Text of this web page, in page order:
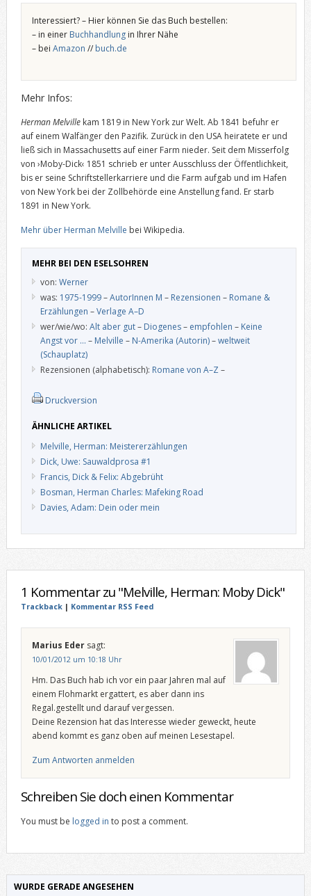
Interessiert? – Hier können Sie das Buch bestellen:
– in einer Buchhandlungin Ihrer Nähe
– bei Amazon // buch.de
Mehr Infos:
Herman Melvillekam 1819 in New York zur Welt. Ab 1841 befuhr er
auf einem Walfänger den Pazifik. Zurück in den USA heiratete er und
ließ sich in Massachusetts auf einer Farm nieder. Seit dem Misserfolg
von ›Moby-Dick‹ 1851 schrieb er unter Ausschluss der Öffentlichkeit,
bis er seine Schriftstellerkarriere und die Farm aufgab und im Hafen
von New York bei der Zollbehörde eine Anstellung fand. Er starb
1891 in New York.
Mehr über Herman Melville bei Wikipedia.
MEHR BEI DEN ESELSOHREN
von: Werner
was: 1975-1999–AutorInnen M – Rezensionen – Romane &
Erzählungen –Verlage A–D
wer/wie/wo: Alt aber gut– Diogenes– empfohlen – Keine
Angst vor … – Melville – N-Amerika (Autorin)–weltweit
(Schauplatz)
Rezensionen (alphabetisch): Romane von A–Z –
Druckversion
ÄHNLICHE ARTIKEL
Melville, Herman: Meistererzählungen
Dick, Uwe: Sauwaldprosa #1
Francis, Dick & Felix: Abgebrüht
Bosman, Herman Charles: Mafeking Road
Davies, Adam: Dein oder mein
1 Kommentar zu "Melville, Herman: Moby Dick"
Trackback| Kommentar RSS Feed
Marius Eder sagt:
10/01/2012 um 10:18 Uhr
Hm. Das Buch hab ich vor ein paar Jahren mal auf
einem Flohmarkt ergattert, es aber dann ins
Regal.gestellt und darauf vergessen.
Deine Rezension hat das Interesse wieder geweckt, heute
abend kommt es ganz oben auf meinen Lesestapel.
Zum Antworten anmelden
Schreiben Sie doch einen Kommentar
You must be logged in to post a comment.
WURDE GERADE ANGESEHEN